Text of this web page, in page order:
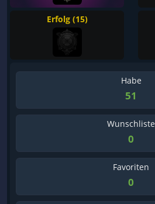
Erfolg (15)
Habe
51
Wunschliste
0
Favoriten
0